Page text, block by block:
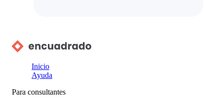
Inicio
Ayuda
Para consultantes